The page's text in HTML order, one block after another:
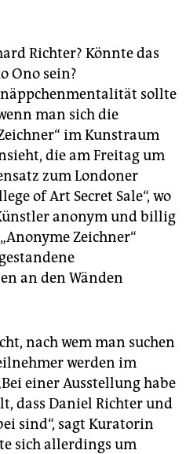
Richter? Könnte das
Ono sein?
sollte
man sich die
im Kunstraum
die am Freitag um
zum Londoner
of Art Secret Sale“, wo
anonym und billig
Zeichner“
an den Wänden
nach wem man suchen
werden im
einer Ausstellung habe
dass Daniel Richter und
sind“, sagt Kuratorin
sich allerdings um